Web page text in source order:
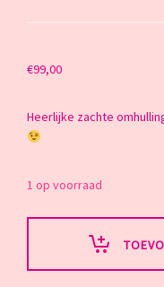
€99,00
Heerlijke zachte
1 op voorraad